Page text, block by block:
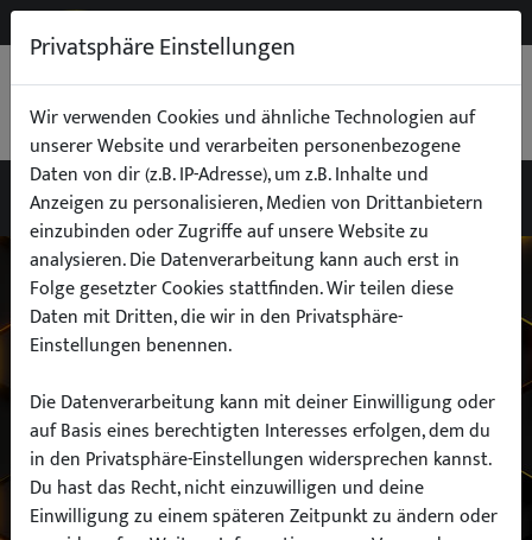
0,00 €
Wähle dein Auto
finde alle passenden Teile schnell und
einfach
Hersteller:
Modell:
Privatsphäre Einstellungen
Wir verwenden Cookies und ähnliche Technologien auf
unserer Website und verarbeiten personenbezogene
Daten von dir (z.B. IP-Adresse), um z.B. Inhalte und
Anzeigen zu personalisieren, Medien von Drittanbietern
einzubinden oder Zugriffe auf unsere Website zu
analysieren. Die Datenverarbeitung kann auch erst in
Folge gesetzter Cookies stattfinden. Wir teilen diese
Daten mit Dritten, die wir in den Privatsphäre-
Einstellungen benennen.
Die Datenverarbeitung kann mit deiner Einwilligung oder
auf Basis eines berechtigten Interesses erfolgen, dem du
in den Privatsphäre-Einstellungen widersprechen kannst.
Du hast das Recht, nicht einzuwilligen und deine
Einwilligung zu einem späteren Zeitpunkt zu ändern oder